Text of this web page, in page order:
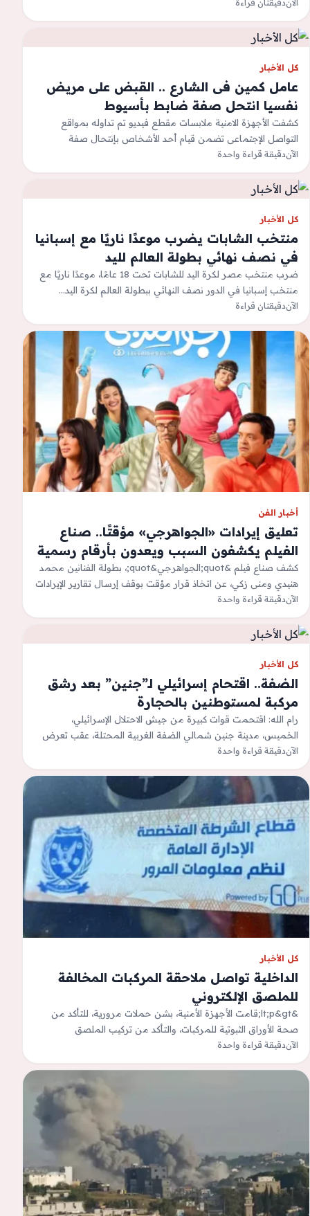
توليه القيادة…
الآندقيقتان قراءة
كل الأخبار
عامل كمين فى الشارع .. القبض على مريض
نفسيا انتحل صفة ضابط بأسيوط
كشفت الأجهزة الامنية ملابسات مقطع فيديو تم تداوله بمواقع
التواصل الإجتماعى تضمن قيام أحد الأشخاص بإنتحال صفة
&quot;ضابط شرطة&quot; وإستيقاف السيارات وفحص…
الآندقيقة قراءة واحدة
كل الأخبار
منتخب الشابات يضرب موعدًا ناريًا مع إسبانيا
في نصف نهائي بطولة العالم لليد
ضرب منتخب مصر لكرة اليد للشابات تحت 18 عامًا، موعدًا ناريًا مع
منتخب إسبانيا في الدور نصف النهائي ببطولة العالم لكرة اليد…
الآندقيقتان قراءة
أخبار الفن
تعليق إيرادات «الجواهرجي» مؤقتًا.. صناع
الفيلم يكشفون السبب ويعدون بأرقام رسمية
كشف صناع فيلم &quot;الجواهرجي&quot;، بطولة الفنانين محمد
هنيدي ومنى زكي، عن اتخاذ قرار مؤقت بوقف إرسال تقارير الإيرادات
اليومية الخاصة بالفيلم، لحين…
الآندقيقة قراءة واحدة
كل الأخبار
الضفة.. اقتحام إسرائيلي لـ”جنين” بعد رشق
مركبة لمستوطنين بالحجارة
رام الله: اقتحمت قوات كبيرة من جيش الاحتلال الإسرائيلي،
الخميس، مدينة جنين شمالي الضفة الغربية المحتلة، عقب تعرض
مركبة تقل مستوطنين للرشق…
الآندقيقة قراءة واحدة
كل الأخبار
الداخلية تواصل ملاحقة المركبات المخالفة
للملصق الإلكتروني
&lt;p&gt;قامت الأجهزة الأمنية، بشن حملات مرورية، للتأكد من
صحة الأوراق الثبوتية للمركبات، والتأكد من تركيب الملصق
مخالفة…
الآندقيقة قراءة واحدة